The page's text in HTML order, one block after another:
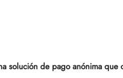
solución de pago anónima